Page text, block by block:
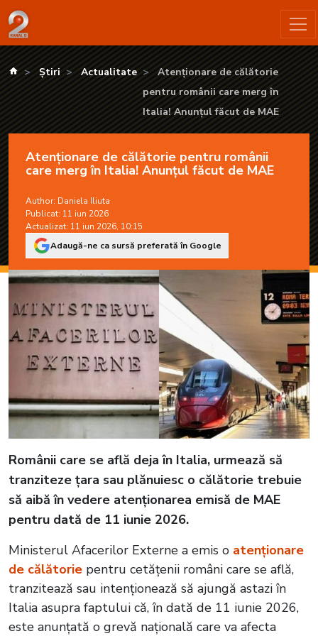
Atenționare de călătorie pentru românii care merg în Italia!
kanald.ro
Știri Actualitate
Atenționare de călătorie
pentru românii care merg în
Italia! Anunțul făcut de MAE
Atenționare de călătorie pentru românii
care merg în Italia! Anunțul făcut de MAE
Author: Daniela Iliuta
Publicat: 11 iun 2026
Actualizat: 11 iun 2026, 10:15
Adaugă-ne ca sursă preferată în Google
Românii care se află deja în Italia, urmează să
tranziteze țara sau plănuiesc o călătorie trebuie
să aibă în vedere atenționarea emisă de MAE
pentru dată de 11 iunie 2026.
Ministerul Afacerilor Externe a emis o atenționare
de călătorie pentru cetăţenii români care se află,
tranzitează sau intenţionează să ajungă astazi în
Italia asupra faptului că, în dată de 11 iunie 2026,
este anunţată o grevă naţională care va afecta